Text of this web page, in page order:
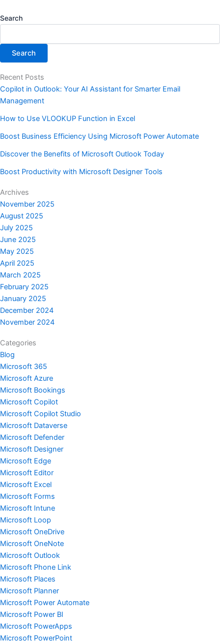
Search
Search
Recent Posts
Copilot in Outlook: Your AI Assistant for Smarter Email
Management
How to Use VLOOKUP Function in Excel
Boost Business Efficiency Using Microsoft Power Automate
Discover the Benefits of Microsoft Outlook Today
Boost Productivity with Microsoft Designer Tools
Archives
November 2025
August 2025
July 2025
June 2025
May 2025
April 2025
March 2025
February 2025
January 2025
December 2024
November 2024
Categories
Blog
Microsoft 365
Microsoft Azure
Microsoft Bookings
Microsoft Copilot
Microsoft Copilot Studio
Microsoft Dataverse
Microsoft Defender
Microsoft Designer
Microsoft Edge
Microsoft Editor
Microsoft Excel
Microsoft Forms
Microsoft Intune
Microsoft Loop
Microsoft OneDrive
Microsoft OneNote
Microsoft Outlook
Microsoft Phone Link
Microsoft Places
Microsoft Planner
Microsoft Power Automate
Microsoft Power BI
Microsoft PowerApps
Microsoft PowerPoint